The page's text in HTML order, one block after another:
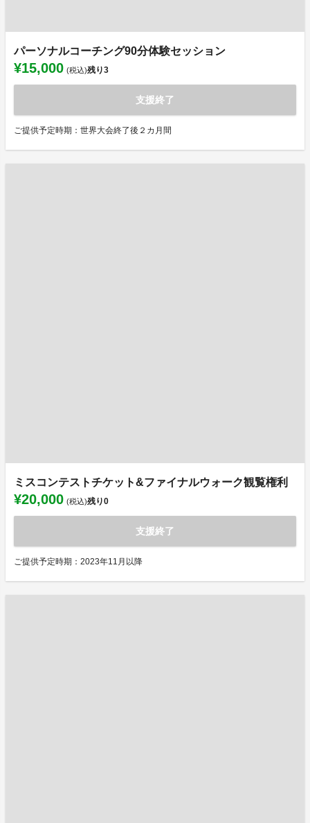
パーソナルコーチング90分体験セッション
¥15,000 (税込)残り3
支援終了
ご提供予定時期：世界大会終了後２カ月間
ミスコンテストチケット&ファイナルウォーク観覧権利
¥20,000 (税込)残り0
支援終了
ご提供予定時期：2023年11月以降